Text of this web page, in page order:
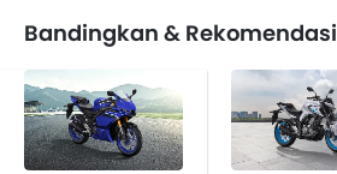
Bandingkan & Rekomendasi